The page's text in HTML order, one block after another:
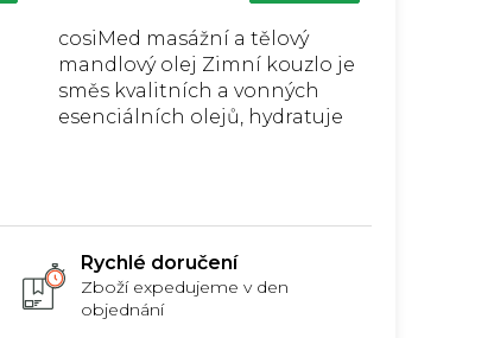
Rychlé doručení
Zboží expedujeme v den
objednání
5
hvězdiček.
cosiMed masážní a tělový
mandlový olej Zimní kouzlo je
směs kvalitních a vonných
esenciálních olejů, hydratuje